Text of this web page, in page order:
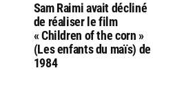
Sam Raimi avait décliné
de réaliser le film
« Children of the corn »
(Les enfants du maïs) de
1984